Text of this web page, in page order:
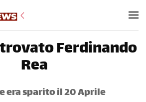
Ferdinando
Rea
era sparito il 20 Aprile